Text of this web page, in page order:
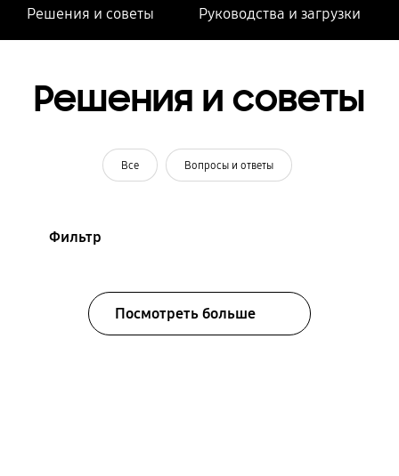
Решения и советы Руководства и загрузки
Решения и советы
Все Вопросы и ответы
Фильтр
Посмотреть больше